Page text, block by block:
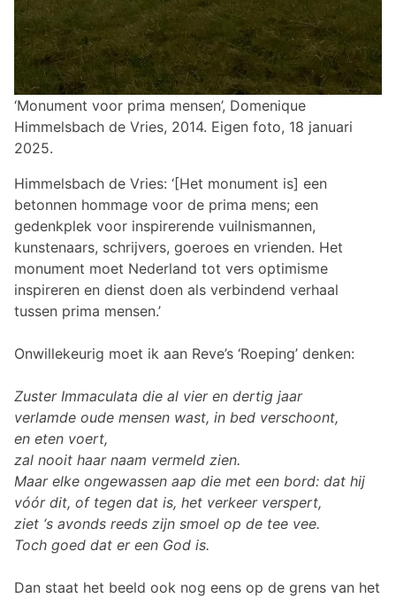
‘Monument voor prima mensen’, Domenique
Himmelsbach de Vries, 2014. Eigen foto, 18 januari
2025.
Himmelsbach de Vries: ‘[Het monument is] een
betonnen hommage voor de prima mens; een
gedenkplek voor inspirerende vuilnismannen,
kunstenaars, schrijvers, goeroes en vrienden. Het
monument moet Nederland tot vers optimisme
inspireren en dienst doen als verbindend verhaal
tussen prima mensen.’
Onwillekeurig moet ik aan Reve’s ‘Roeping’ denken:
Zuster Immaculata die al vier en dertig jaar
verlamde oude mensen wast, in bed verschoont,
en eten voert,
zal nooit haar naam vermeld zien.
Maar elke ongewassen aap die met een bord: dat hij
vóór dit, of tegen dat is, het verkeer verspert,
ziet ‘s avonds reeds zijn smoel op de tee vee.
Toch goed dat er een God is.
Dan staat het beeld ook nog eens op de grens van het